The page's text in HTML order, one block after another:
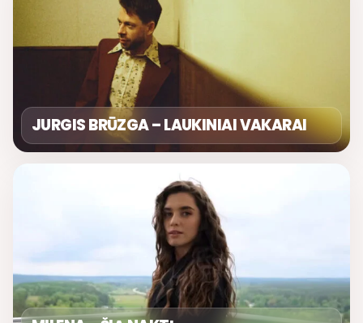
JURGIS BRŪZGA – LAUKINIAI VAKARAI